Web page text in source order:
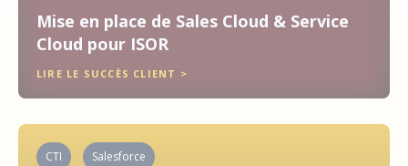
Mise en place de Sales Cloud & Service
Cloud pour ISOR
LIRE LE SUCCÈS CLIENT >
CTI Salesforce